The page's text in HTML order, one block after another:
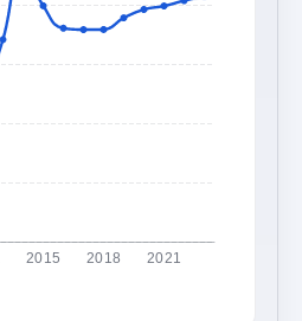
2015 2018 2021